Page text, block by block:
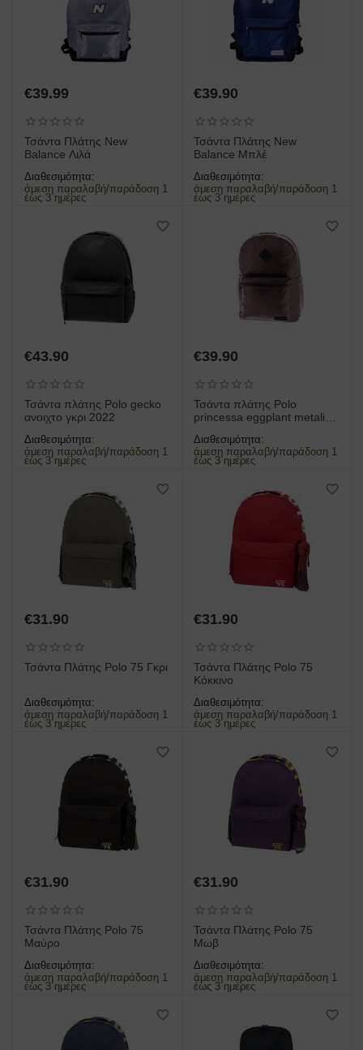
€39.99
Τσάντα Πλάτης New
Balance Λιλά
Διαθεσιμότητα:
άμεση παραλαβή/παράδοση 1
έως 3 ημέρες
€39.90
Τσάντα Πλάτης New
Balance Μπλέ
Διαθεσιμότητα:
άμεση παραλαβή/παράδοση 1
έως 3 ημέρες
€43.90
Τσάντα πλάτης Polo gecko
ανοιχτο γκρι 2022
Διαθεσιμότητα:
άμεση παραλαβή/παράδοση 1
έως 3 ημέρες
€39.90
Τσάντα πλάτης Polo
princessa eggplant metalic
Διαθεσιμότητα:
άμεση παραλαβή/παράδοση 1
έως 3 ημέρες
€31.90
Τσάντα Πλάτης Polo 75 Γκρι
Διαθεσιμότητα:
άμεση παραλαβή/παράδοση 1
έως 3 ημέρες
€31.90
Τσάντα Πλάτης Polo 75
Κόκκινο
Διαθεσιμότητα:
άμεση παραλαβή/παράδοση 1
έως 3 ημέρες
€31.90
Τσάντα Πλάτης Polo 75
Μαύρο
Διαθεσιμότητα:
άμεση παραλαβή/παράδοση 1
έως 3 ημέρες
€31.90
Τσάντα Πλάτης Polo 75
Μωβ
Διαθεσιμότητα:
άμεση παραλαβή/παράδοση 1
έως 3 ημέρες